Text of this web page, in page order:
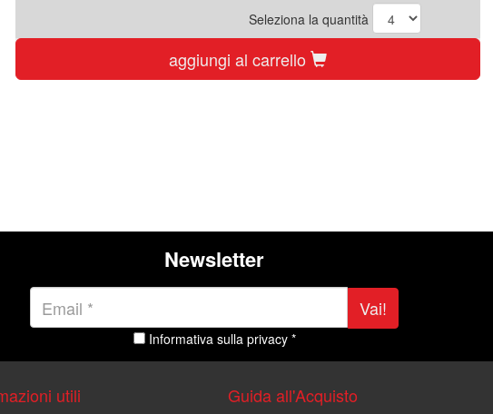
Seleziona la quantità
aggiungi al carrello
Newsletter
Vai!
Informativa sulla privacy *
utili Guida all'Acquisto